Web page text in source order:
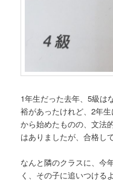
1年生だった去年、5級は
裕があったけれど、2年
から始めたものの、文法
はありましたが、合格し
なんと隣のクラスに、今
く、その子に追いつける